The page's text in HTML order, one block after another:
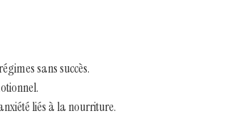
sans succès.
liés à la nourriture.